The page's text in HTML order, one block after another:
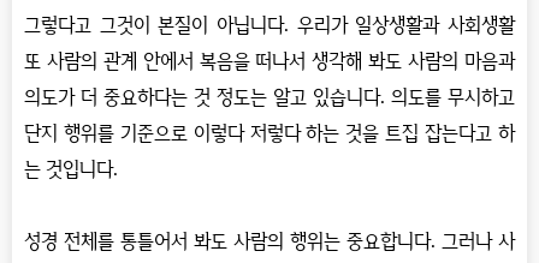
그렇다고 그것이 본질이 아닙니다. 우리가 일상생활과 사회생활
또 사람의 관계 안에서 복음을 떠나서 생각해 봐도 사람의 마음과
의도가 더 중요하다는 것 정도는 알고 있습니다. 의도를 무시하고
단지 행위를 기준으로 이렇다 저렇다 하는 것을 트집 잡는다고 하
는 것입니다.
성경 전체를 통틀어서 봐도 사람의 행위는 중요합니다. 그러나 사